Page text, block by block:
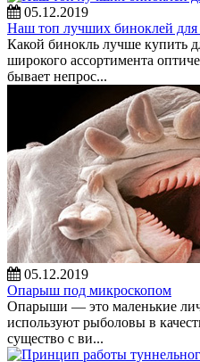
05.12.2019
Наш топ лучших биноклей для
Какой бинокль лучше купить
широкого ассортимента
бывает непрос...
05.12.2019
Опарыш под микроскопом
Опарыши — это маленькие
используют рыболовы в
существо с ви...